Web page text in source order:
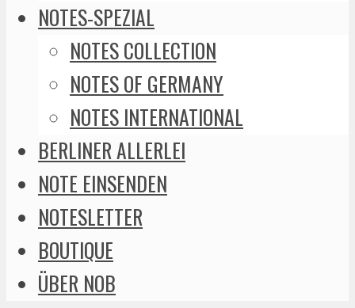
NOTES-SPEZIAL
NOTES COLLECTION
NOTES OF GERMANY
NOTES INTERNATIONAL
BERLINER ALLERLEI
NOTE EINSENDEN
NOTESLETTER
BOUTIQUE
ÜBER NOB